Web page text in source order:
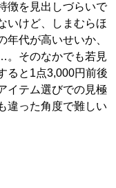
徴を見出しづらいで
いけど、しまむらほ
年代が高いせいか、
そのなかでも若見
ると1点3,000円前後
イテム選びでの見極
違った角度で難しい